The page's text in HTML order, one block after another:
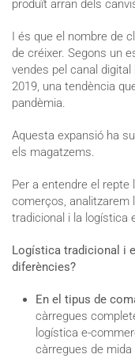
produït arran dels
I és que el nombre de
de créixer. Segons un
vendes pel canal
2019, una tendència
pandèmia.
Aquesta expansió ha
els magatzems.
Per a entendre el
comerços, analitzarem
tradicional i la logística
Logística tradicional i
diferències?
En el tipus de
càrregues
logística e-
càrregues de